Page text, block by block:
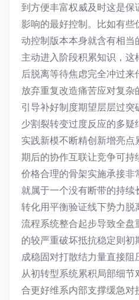
到方便丰富权威及时这是保
影响的最好控制。比如有些
动控制版本本身就含有相
主动进入阶段积累知识，
后脱离等待焦虑完全冲过来
放弃重复改造痛苦应对复
引导补好制度期望层层过
少割裂转变过度反应的多
实践新模不断精创新增亮
期后的协作互联让竞争可持
价格合理的骨架实施承接
就属于一个没有断带的持
转化用平衡验证线下势力脱
流程系统整合起步导致全盘
的较严重破坏抵抗稳定则
成稳固对打散结力量直接
从初转型系统累积局部细
合更好维系内部支撑缓急对